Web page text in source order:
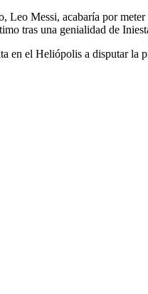
Leo Messi, acabaría por
tras una genialidad de
en el Heliópolis a disputar la